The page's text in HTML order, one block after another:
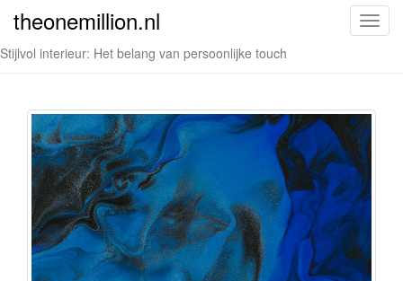
T
l
e
a
v
a
t
theonemillion.nl
Stijlvol interieur: Het belang van persoonlijke touch